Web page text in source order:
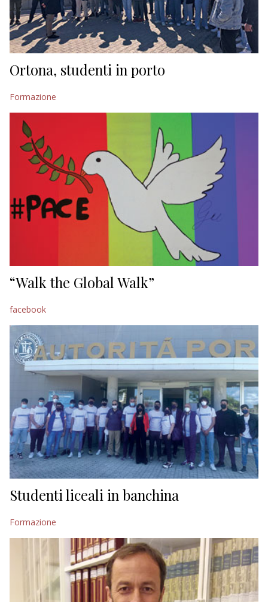
Ortona, studenti in porto
Formazione
“Walk the Global Walk”
facebook
Studenti liceali in banchina
Formazione